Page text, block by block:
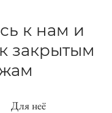
к нам и
закрытым
Для неё